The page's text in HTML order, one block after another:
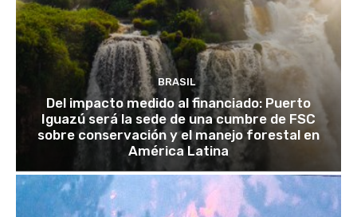
BRASIL
Del impacto medido al financiado: Puerto
Iguazú será la sede de una cumbre de FSC
sobre conservación y el manejo forestal en
América Latina